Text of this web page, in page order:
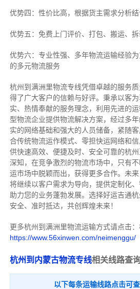
优势四：性价比高，根据货主需求分析
优势五：免费上门评价、打包、搬运、
优势六：专业性强、多年物流运输经验
的多元物流服务
杭州到满洲里物流专线凭借卓越的服务
得了广大客户的信赖与好评。 秉承以客
实、热情奉献的服务理念，利用先进的
型物流企业提供物流解决方案，经过多
实的网络基础和强大的人员储备，紧随
合传统物流运作模式、零担快运网络和
供快速高效、便捷及时、安全可靠的杭州
深知，在竞争激烈的物流市场中，只有
运市场中脱颖而出，获得更多合作。 未
将继续以客户需求为导向，提供定制化、
助力您的业务蓬勃发展。选择好运吉通
安全、准时抵达，共创辉煌未来！
更多杭州到满洲里物流运输方式请点击
https://www.56xinwen.com/neimenggu/
杭州到内蒙古物流专线相关线路查
以下每条运输线路点击可